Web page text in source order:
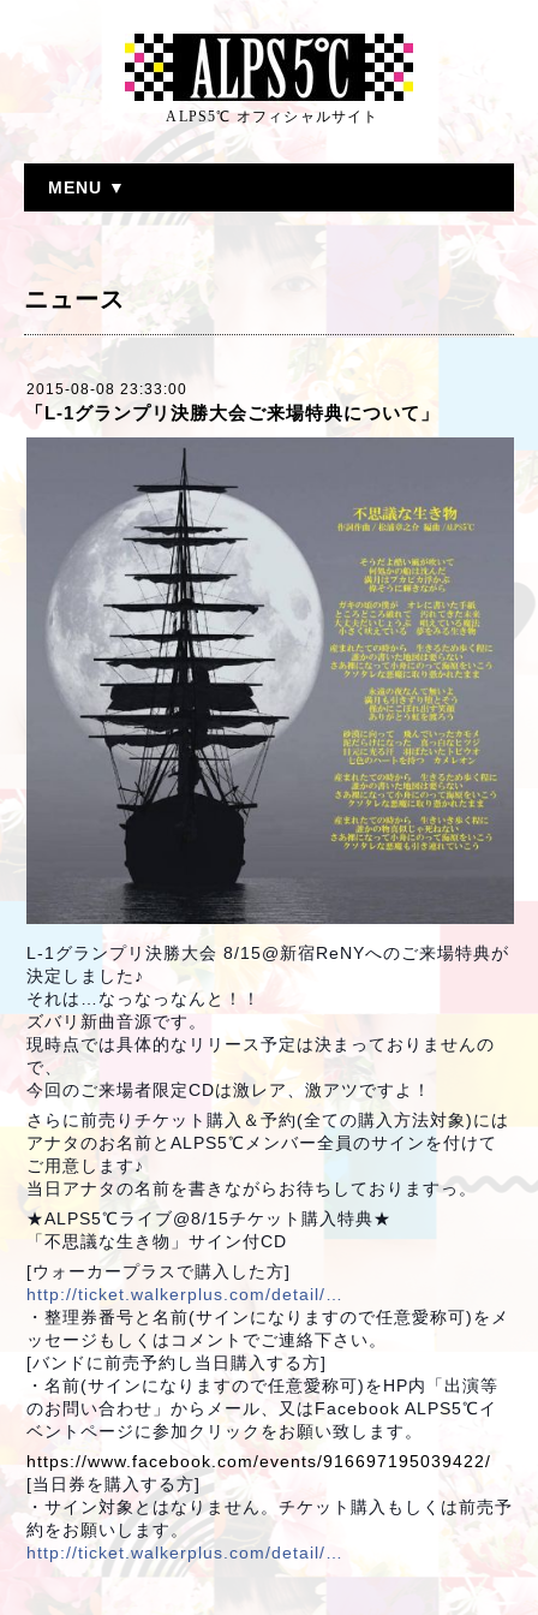
ALPS5℃ オフィシャルサイト
MENU ▼
ニュース
2015-08-08 23:33:00
「L-1グランプリ決勝大会ご来場特典について」
L-1グランプリ決勝大会 8/15@新宿ReNYへのご来場特典が
決定しました♪
それは…なっなっなんと！！
ズバリ新曲音源です。
現時点では具体的なリリース予定は決まっておりませんの
で、
今回のご来場者限定CDは激レア、激アツですよ！
さらに前売りチケット購入＆予約(全ての購入方法対象)には
アナタのお名前とALPS5℃メンバー全員のサインを付けて
ご用意します♪
当日アナタの名前を書きながらお待ちしておりますっ。
★ALPS5℃ライブ@8/15チケット購入特典★
「不思議な生き物」サイン付CD
[ウォーカープラスで購入した方]
http://ticket.walkerplus.com/detail/…
・整理券番号と名前(サインになりますので任意愛称可)をメ
ッセージもしくはコメントでご連絡下さい。
[バンドに前売予約し当日購入する方]
・名前(サインになりますので任意愛称可)をHP内「出演等
のお問い合わせ」からメール、又はFacebook ALPS5℃イ
ベントページに参加クリックをお願い致します。
https://www.facebook.com/events/916697195039422/
[当日券を購入する方]
・サイン対象とはなりません。チケット購入もしくは前売予
約をお願いします。
http://ticket.walkerplus.com/detail/…